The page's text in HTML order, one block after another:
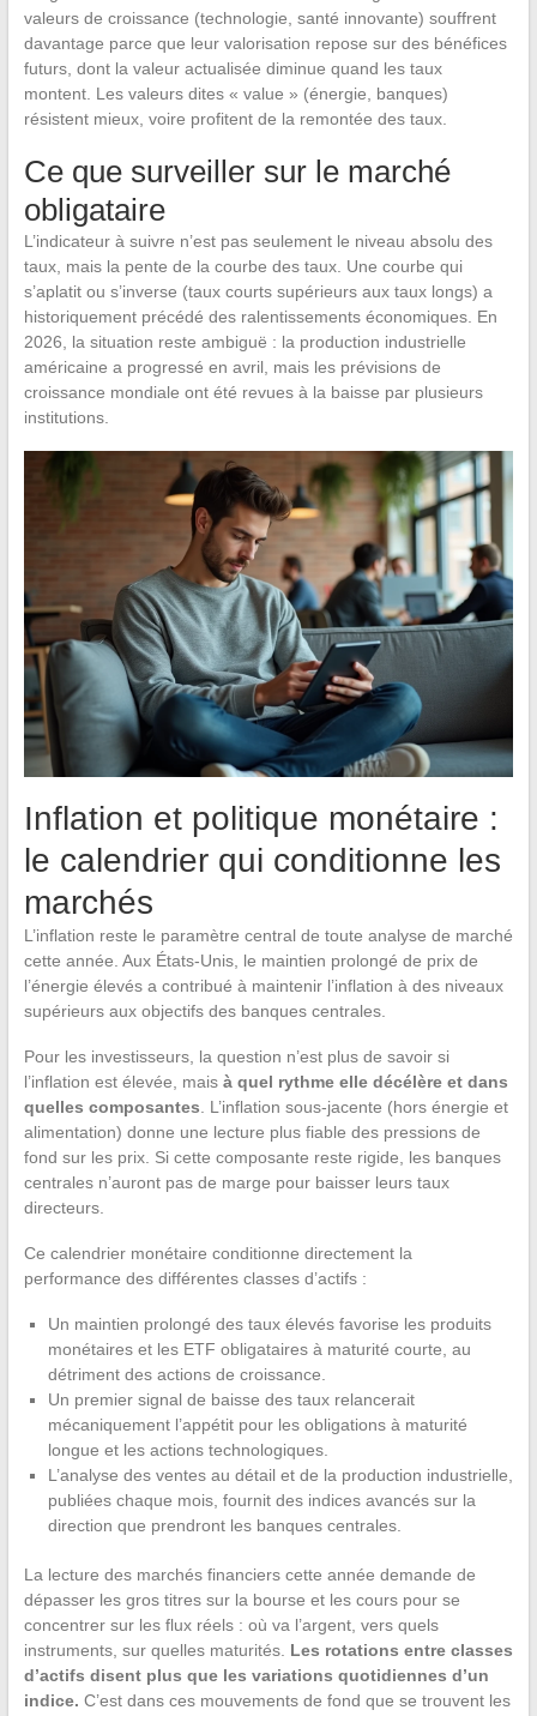
valeurs de croissance (technologie, santé innovante) souffrent
davantage parce que leur valorisation repose sur des bénéfices
futurs, dont la valeur actualisée diminue quand les taux
montent. Les valeurs dites « value » (énergie, banques)
résistent mieux, voire profitent de la remontée des taux.
Ce que surveiller sur le marché
obligataire
L’indicateur à suivre n’est pas seulement le niveau absolu des
taux, mais la pente de la courbe des taux. Une courbe qui
s’aplatit ou s’inverse (taux courts supérieurs aux taux longs) a
historiquement précédé des ralentissements économiques. En
2026, la situation reste ambiguë : la production industrielle
américaine a progressé en avril, mais les prévisions de
croissance mondiale ont été revues à la baisse par plusieurs
institutions.
Inflation et politique monétaire :
le calendrier qui conditionne les
marchés
L’inflation reste le paramètre central de toute analyse de marché
cette année. Aux États-Unis, le maintien prolongé de prix de
l’énergie élevés a contribué à maintenir l’inflation à des niveaux
supérieurs aux objectifs des banques centrales.
Pour les investisseurs, la question n’est plus de savoir si
l’inflation est élevée, mais à quel rythme elle décélère et dans
quelles composantes. L’inflation sous-jacente (hors énergie et
alimentation) donne une lecture plus fiable des pressions de
fond sur les prix. Si cette composante reste rigide, les banques
centrales n’auront pas de marge pour baisser leurs taux
directeurs.
Ce calendrier monétaire conditionne directement la
performance des différentes classes d’actifs :
Un maintien prolongé des taux élevés favorise les produits
monétaires et les ETF obligataires à maturité courte, au
détriment des actions de croissance.
Un premier signal de baisse des taux relancerait
mécaniquement l’appétit pour les obligations à maturité
longue et les actions technologiques.
L’analyse des ventes au détail et de la production industrielle,
publiées chaque mois, fournit des indices avancés sur la
direction que prendront les banques centrales.
La lecture des marchés financiers cette année demande de
dépasser les gros titres sur la bourse et les cours pour se
concentrer sur les flux réels : où va l’argent, vers quels
instruments, sur quelles maturités. Les rotations entre classes
d’actifs disent plus que les variations quotidiennes d’un
indice. C’est dans ces mouvements de fond que se trouvent les